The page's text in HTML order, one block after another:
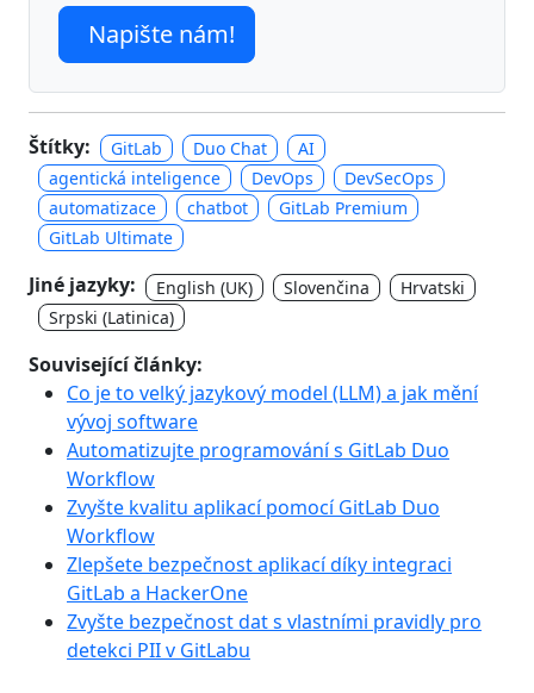
Napište nám!
Štítky: GitLab Duo Chat
AI
agentická inteligence
DevOps
DevSecOps
automatizace
chatbot
GitLab Premium
GitLab Ultimate
Jiné jazyky: English (UK) Slovenčina
Hrvatski
Srpski (Latinica)
Související články:
Co je to velký jazykový model (LLM) a jak mění
vývoj software
Automatizujte programování s GitLab Duo
Workflow
Zvyšte kvalitu aplikací pomocí GitLab Duo
Workflow
Zlepšete bezpečnost aplikací díky integraci
GitLab a HackerOne
Zvyšte bezpečnost dat s vlastními pravidly pro
detekci PII v GitLabu